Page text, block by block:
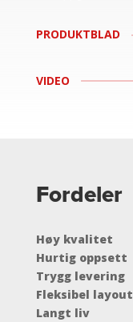
PRODUKTBLAD
VIDEO
Fordeler
Høy kvalitet
Hurtig oppsett
Trygg levering
Fleksibel layout
Langt liv